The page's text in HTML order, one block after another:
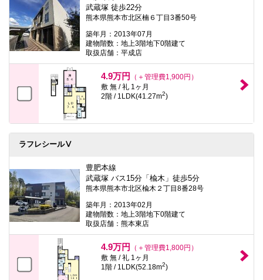
武蔵塚 徒歩22分
熊本県熊本市北区楠６丁目3番50号
築年月：2013年07月
建物階数：地上3階地下0階建て
取扱店舗：平成店
4.9万円
（＋管理費1,900円）
敷 無 / 礼 1ヶ月
2階 / 1LDK(41.27m2)
ラフレシールⅤ
豊肥本線
武蔵塚 バス15分「楡木」徒歩5分
熊本県熊本市北区楡木２丁目8番28号
築年月：2013年02月
建物階数：地上3階地下0階建て
取扱店舗：熊本東店
4.9万円
（＋管理費1,800円）
敷 無 / 礼 1ヶ月
1階 / 1LDK(52.18m2)